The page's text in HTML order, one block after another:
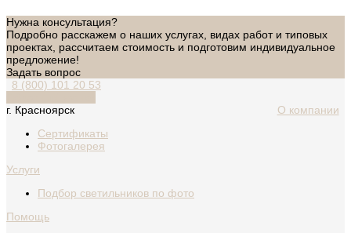
Нужна консультация?
Подробно расскажем о наших услугах, видах работ и типовых
проектах, рассчитаем стоимость и подготовим индивидуальное
предложение!
Задать вопрос
8 (800) 101 20 53
г. Красноярск
О компании
Сертификаты
Фотогалерея
Услуги
Подбор светильников по фото
Помощь